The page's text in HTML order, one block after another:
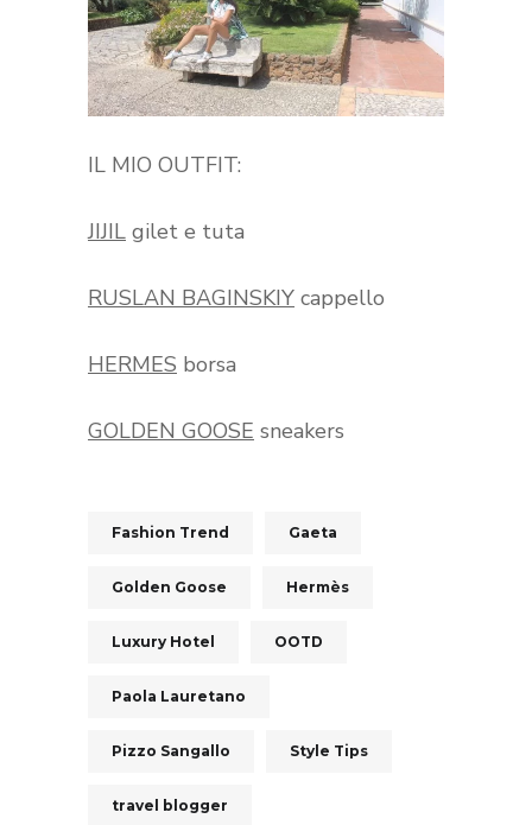
IL MIO OUTFIT:
JIJIL gilet e tuta
RUSLAN BAGINSKIY cappello
HERMES borsa
GOLDEN GOOSE sneakers
Fashion Trend Gaeta
Golden Goose Hermès
Luxury Hotel OOTD
Paola Lauretano
Pizzo Sangallo Style Tips
travel blogger